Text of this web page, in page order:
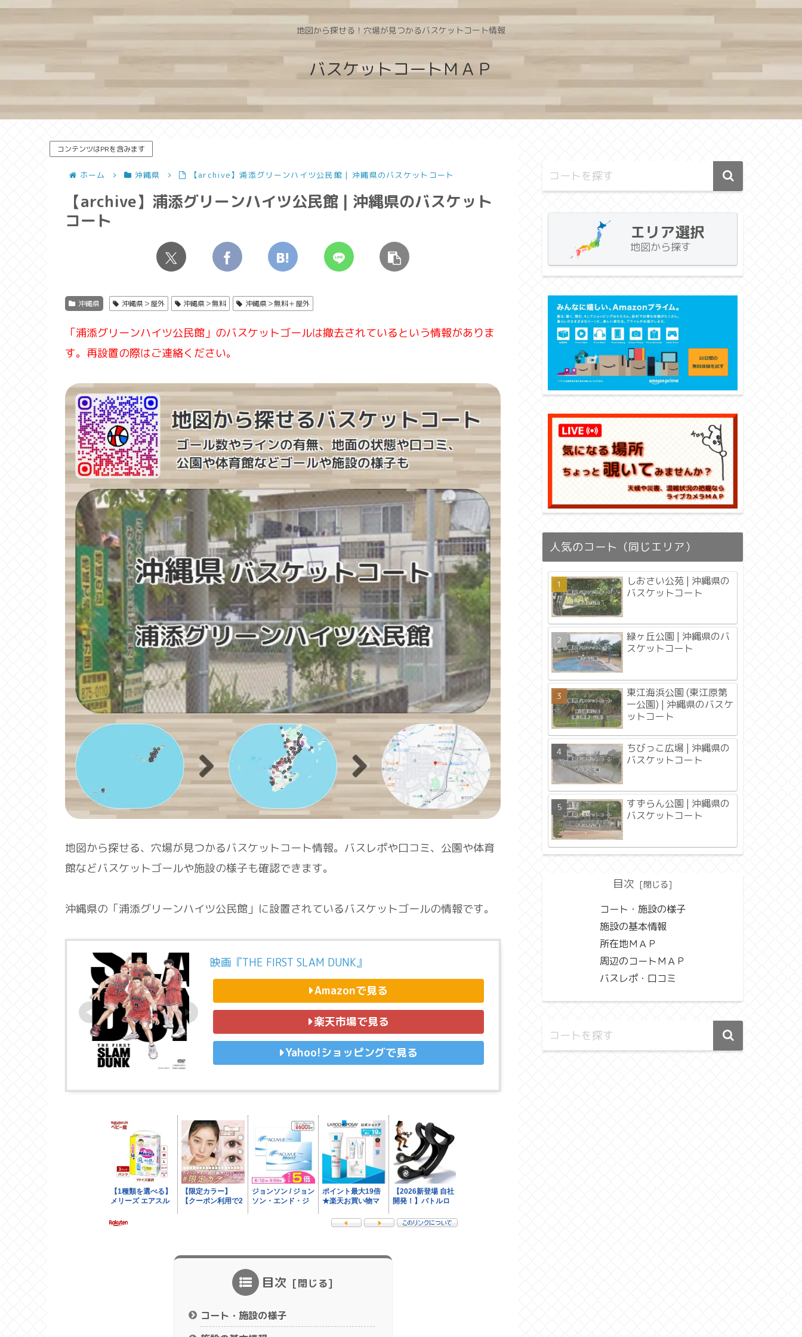
地図から探せる！穴場が見つかるバスケットコート情報
バスケットコートＭＡＰ
コンテンツはPRを含みます
ホーム 沖縄県 【archive】浦添グリーンハイツ公民館 | 沖縄県のバスケットコート
【archive】浦添グリーンハイツ公民館 | 沖縄県のバスケット
コート
沖縄県 沖縄県＞屋外 沖縄県＞無料 沖縄県＞無料＋屋外
「浦添グリーンハイツ公民館」のバスケットゴールは撤去されているという情報がありま
す。再設置の際はご連絡ください。
地図から探せる、穴場が見つかるバスケットコート情報。バスレポや口コミ、公園や体育
館などバスケットゴールや施設の様子も確認できます。
沖縄県の「浦添グリーンハイツ公民館」に設置されているバスケットゴールの情報です。
映画『THE FIRST SLAM DUNK』
Amazonで見る
楽天市場で見る
Yahoo!ショッピングで見る
目次
コート・施設の様子
エリア選択
地図から探す
人気のコート（同じエリア）
しおさい公苑 | 沖縄県の
バスケットコート
緑ヶ丘公園 | 沖縄県のバ
スケットコート
東江海浜公園 (東江原第
一公園) | 沖縄県のバスケ
ットコート
ちびっこ広場 | 沖縄県の
バスケットコート
すずらん公園 | 沖縄県の
バスケットコート
目次
コート・施設の様子
施設の基本情報
所在地ＭＡＰ
周辺のコートＭＡＰ
バスレポ・口コミ